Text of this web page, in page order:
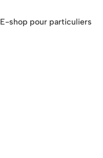
E-shop pour particuliers